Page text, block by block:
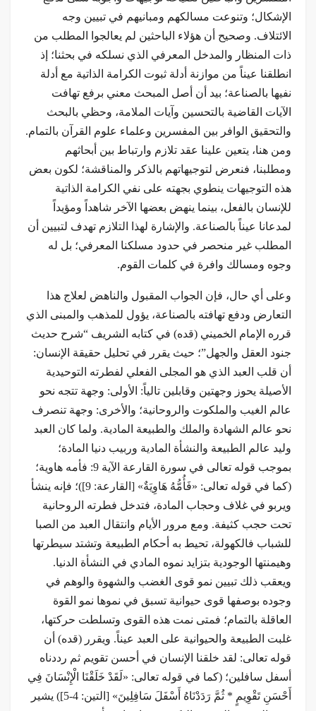
الإشكال؛ وتنوعت مسالكهم ومبانيهم في تبيين وجه
الائتلاف. وصحيح أن هؤلاء الباحثين لم يعالجوا المطلب من
ذات المنظار والمدخل المعرفي الذي نسلكه في بحثنا؛ إذ
انطلقنا عيناً من موازنة أدلة ثبوت الكرامة الذاتية مع أدلة
نفيها بالصناعة؛ بيد أن أصل المبحث معني برفع تهافت
الآيات القاضية بالتحسين وآيات الملامة، وحظي بالبحث
والتحقيق الوافر بين المفسرين وعلماء علوم القرآن بالتمام.
ومن هنا، يتعين علينا عقد تلازم وارتباط بين أبحاثهم
ومطلبنا، فنعرض لتوجيهاتهم بالذكر والمناقشة؛ لكون بعض
هذه التوجيهات ينطوي بجهته على نفي الكرامة الذاتية
للإنسان بالفعل، بينما ينهض بعضها الآخر شاهداً ومؤيداً
لمدعانا عيناً بالصناعة. والإشارة لهذا التلازم تهدف لتبيين أن
المطلب غير منحصر في حدود مسلكنا المعرفي؛ بل له
وجوه ومسالك وافرة في كلمات القوم.
وعلى أي حال، فإن الجواب المقبول والناهض لعلاج هذا
التعارض ودفع تهافته بالصناعة، يؤول للمذهب والمبنى الذي
قرره الإمام الخميني (قده) في كتابه الشريف “شرح حديث
جنود العقل والجهل”؛ حيث يقرر في تحليل حقيقة الإنسان:
أن قلب العبد الذي هو المجلى الفعلي لفطرته التوحيدية
الأصيلة يحوز وجهتين وقابلين تالياً: الأولى: وجهة تتجه نحو
عالم الغيب والملكوت والروحانية؛ والأخرى: وجهة تنصرف
نحو عالم الشهادة والملك والطبيعة المادية. ولما كان العبد
وليد عالم الطبيعة والنشأة المادية وربيب دنيا المادة؛
بموجب قوله تعالى في سورة القارعة الآية 9: فأمه هاوية؛
(كما في قوله تعالى: «فَأُمُّهُ هَاوِيَةٌ» [القارعة: 9])؛ فإنه ينشأ
ويربو في غلاف وحجاب المادة، فتدخل فطرته الروحانية
تحت حجب كثيفة. ومع مرور الأيام وانتقال العبد من الصبا
للشباب فالكهولة، تحيط به أحكام الطبيعة وتشتد سيطرتها
وهيمنتها الوجودية بتزايد نموه المادي في النشأة الدنيا.
ويعقب ذلك تبيين نمو قوى الغضب والشهوة والوهم في
وجوده بوصفها قوى حيوانية تسبق في نموها نمو القوة
العاقلة بالتمام؛ فمتى نمت هذه القوى وتسلطت حركتها،
غلبت الطبيعة والحيوانية على العبد عيناً. ويقرر (قده) أن
قوله تعالى: لقد خلقنا الإنسان في أحسن تقویم ثم رددناه
أسفل سافلین؛ (كما في قوله تعالى: «لَقَدْ خَلَقْنَا الْإِنْسَانَ فِي
أَحْسَنِ تَقْوِيمٍ * ثُمَّ رَدَدْنَاهُ أَسْفَلَ سَافِلِينَ» [التين: 4-5]) يشير